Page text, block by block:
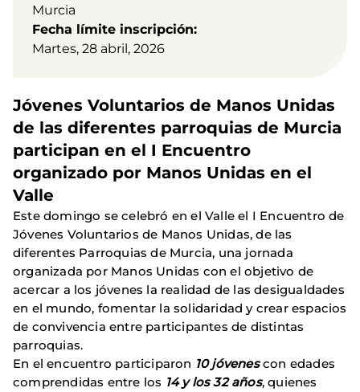
Murcia
Fecha límite inscripción
Martes, 28 abril, 2026
Jóvenes Voluntarios de Manos Unidas
de las diferentes parroquias de Murcia
participan en el I Encuentro
organizado por Manos Unidas en el
Valle
Este domingo se celebró en el Valle el I Encuentro de
Jóvenes Voluntarios de Manos Unidas, de las
diferentes Parroquias de Murcia, una jornada
organizada por Manos Unidas con el objetivo de
acercar a los jóvenes la realidad de las desigualdades
en el mundo, fomentar la solidaridad y crear espacios
de convivencia entre participantes de distintas
parroquias.
En el encuentro participaron 10 jóvenescon edades
comprendidas entre los 14 y los 32 años, quienes